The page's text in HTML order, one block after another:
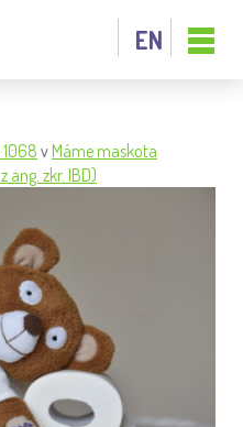
EN
1068v Máme maskota
ang. zkr. IBD)